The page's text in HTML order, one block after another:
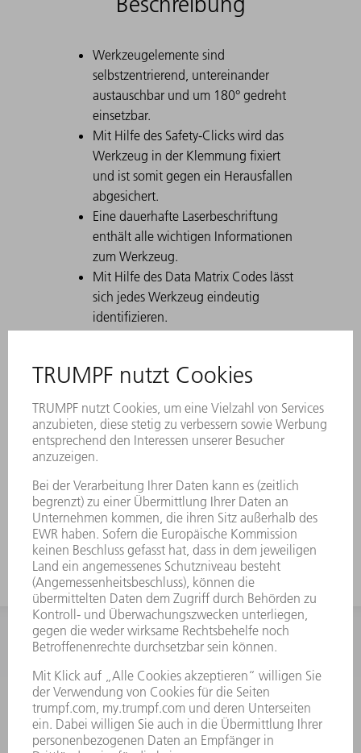
Werkzeugelemente sind
selbstzentrierend, untereinander
austauschbar und um 180° gedreht
einsetzbar.
Mit Hilfe des Safety-Clicks wird das
Werkzeug in der Klemmung fixiert
und ist somit gegen ein Herausfallen
abgesichert.
Eine dauerhafte Laserbeschriftung
enthält alle wichtigen Informationen
zum Werkzeug.
Mit Hilfe des Data Matrix Codes lässt
sich jedes Werkzeug eindeutig
identifizieren.
Wunsch erhältlich.
Mit einem Set kann man entweder
4,6,8 oder 10 mm Absetzungen mit
90° zu 90° (Prägebiegeverfahren)
bzw. im Freibiegeverfahren
verschiedene Absetzungen und
Winkel >90° erreichen.
INFORMATION
Häufig gestellte Fragen
Allgemeine Geschäftsbedingungen
KONTAKT
After Sales